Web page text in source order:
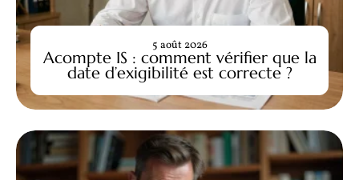
Acompte IS : comment vérifier que la
date d’exigibilité est correcte ?
5 août 2026